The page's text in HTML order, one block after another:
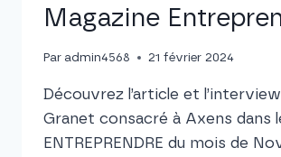
Magazine
Par admin4568 21 février 2024
Découvrez l’article et
Granet consacré à Axens dans
ENTREPRENDRE du mois de